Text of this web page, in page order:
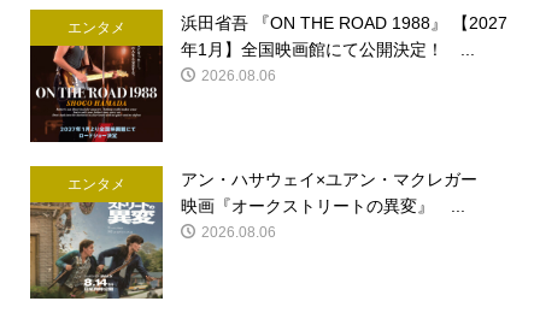
エンタメ
浜田省吾 『ON THE ROAD 1988』 【2027
年1月】全国映画館にて公開決定！ ...
2026.08.06
エンタメ
アン・ハサウェイ×ユアン・マクレガー
映画『オークストリートの異変』 ...
2026.08.06